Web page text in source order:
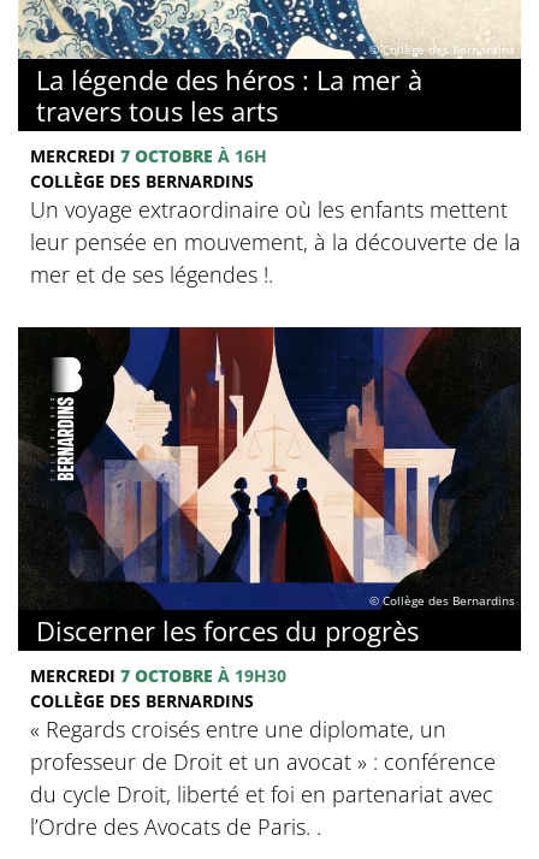
© Collège des Bernardins
La légende des héros : La mer à
travers tous les arts
MERCREDI 7 OCTOBRE À 16H
COLLÈGE DES BERNARDINS
Un voyage extraordinaire où les enfants mettent
leur pensée en mouvement, à la découverte de la
mer et de ses légendes !.
© Collège des Bernardins
Discerner les forces du progrès
MERCREDI 7 OCTOBRE À 19H30
COLLÈGE DES BERNARDINS
‍« Regards croisés entre une diplomate, un
professeur de Droit et un avocat » : conférence
du cycle Droit, liberté et foi en partenariat avec
l’Ordre des Avocats de Paris. .